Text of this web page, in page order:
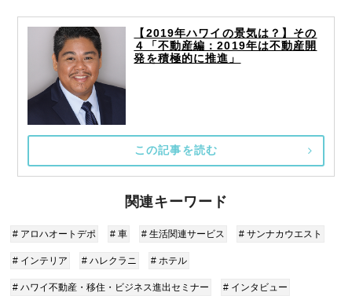
【2019年ハワイの景気は？】その
４「不動産編：2019年は不動産開
発を積極的に推進」
この記事を読む
関連キーワード
# アロハオートデポ # 車 # 生活関連サービス # サンナカウエスト
# インテリア # ハレクラニ # ホテル
# ハワイ不動産・移住・ビジネス進出セミナー # インタビュー